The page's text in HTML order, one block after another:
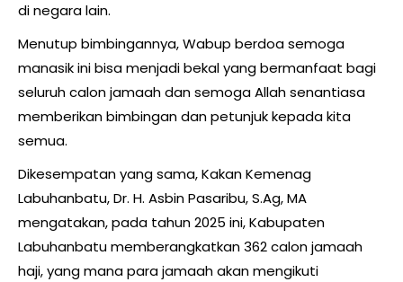
di negara lain.
Menutup bimbingannya, Wabup berdoa semoga
manasik ini bisa menjadi bekal yang bermanfaat bagi
seluruh calon jamaah dan semoga Allah senantiasa
memberikan bimbingan dan petunjuk kepada kita
semua.
Dikesempatan yang sama, Kakan Kemenag
Labuhanbatu, Dr. H. Asbin Pasaribu, S.Ag, MA
mengatakan, pada tahun 2025 ini, Kabupaten
Labuhanbatu memberangkatkan 362 calon jamaah
haji, yang mana para jamaah akan mengikuti